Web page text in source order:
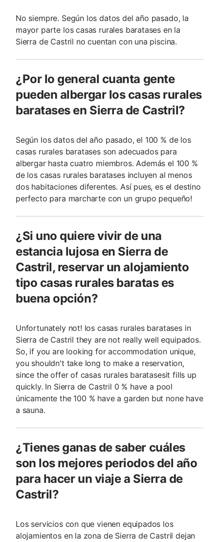
No siempre. Según los datos del año pasado, la
mayor parte los casas rurales baratases en la
Sierra de Castril no cuentan con una piscina.
¿Por lo general cuanta gente
pueden albergar los casas rurales
baratases en Sierra de Castril?
Según los datos del año pasado, el 100 % de los
casas rurales baratases son adecuados para
albergar hasta cuatro miembros. Además el 100 %
de los casas rurales baratases incluyen al menos
dos habitaciones diferentes. Así pues, es el destino
perfecto para marcharte con un grupo pequeño!
¿Si uno quiere vivir de una
estancia lujosa en Sierra de
Castril, reservar un alojamiento
tipo casas rurales baratas es
buena opción?
Unfortunately not! los casas rurales baratases in
Sierra de Castril they are not really well equipados.
So, if you are looking for accommodation unique,
you shouldn't take long to make a reservation,
since the offer of casas rurales baratasesit fills up
quickly. In Sierra de Castril 0 % have a pool
únicamente the 100 % have a garden but none have
a sauna.
¿Tienes ganas de saber cuáles
son los mejores periodos del año
para hacer un viaje a Sierra de
Castril?
Los servicios con que vienen equipados los
alojamientos en la zona de Sierra de Castril dejan